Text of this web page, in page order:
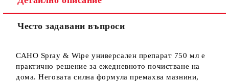
Често задавани въпроси
САНО Spray & Wipe универсален препарат 750 мл е
практично решение за ежедневното почистване на
дома. Неговата силна формула премахва мазнини,